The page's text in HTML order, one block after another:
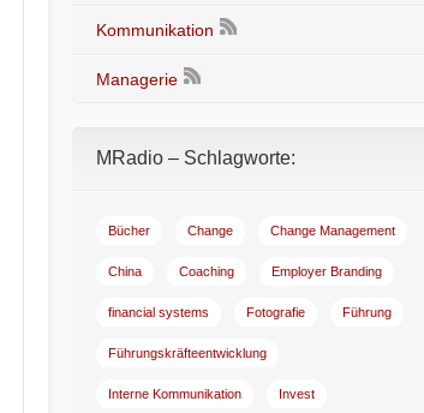
Kommunikation
Managerie
MRadio – Schlagworte:
Bücher Change Change Management
China Coaching Employer Branding
financial systems Fotografie Führung
Führungskräfteentwicklung
Interne Kommunikation Invest